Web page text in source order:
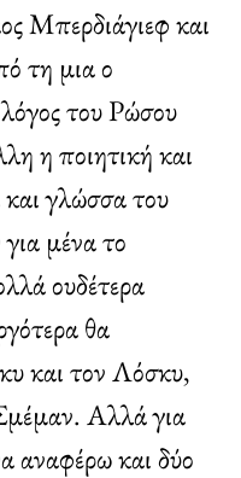
Μπερδιάγιεφ και
τη μια ο
λόγος του Ρώσου
η ποιητική και
και γλώσσα του
μένα το
ουδέτερα
θα
και τον Λόσκυ,
Αλλά για
αναφέρω και δύο